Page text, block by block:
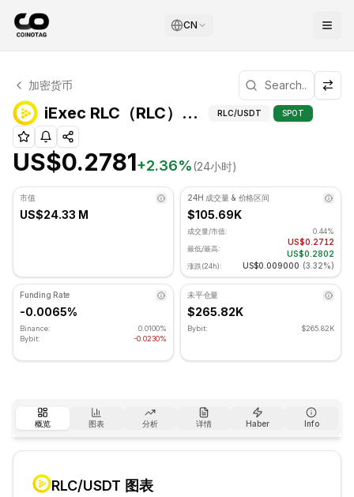
CN
iExec RLC 技术分析
iExec RLC 目前交易价格为 US$0.2781. RSI 指标为
加密货币
iExec RLC（RLC）斐波那契位 iExec RLC
RLC/USDT SPOT
US$0.2781+2.36%(24小时)
市值
US$24.33 M
24H 成交量 & 价格区间
$105.69K
成交量/市值:
0.44%
最低/最高:
US$0.2712
US$0.2802
涨跌(24h): US$0.009000 (3.32%)
Funding Rate
-0.0065%
Binance:
0.0100%
Bybit:
-0.0230%
未平仓量
$265.82K
Bybit: $265.82K
概览 图表 分析 详情 Haber Info
RLC/USDT 图表